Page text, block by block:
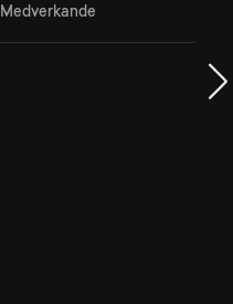
Medverkande